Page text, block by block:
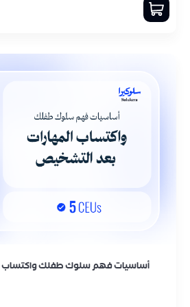
أساسيات فهم سلوك طفلك واكتساب